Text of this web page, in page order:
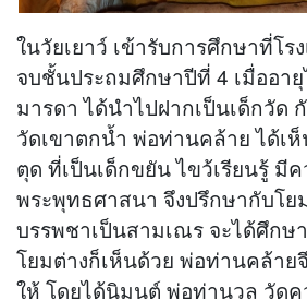
ในวัยเยาว์ เข้ารับการศึกษาที่โร
จบชั้นประถมศึกษาปีที่ 4 เมื่ออา
มารดา ได้นำไปฝากเป็นเด็กวัด
วัดเขาตกน้ำ พ่อท่านคล้าย ได้เ
ตุด ที่เป็นเด็กขยัน ไขว้เรียนรู้ มี
พระพุทธศาสนา จึงปรึกษากับโย
บรรพชาเป็นสามเณร จะได้ศึกษ
โยมต่างก็เห็นด้วย พ่อท่านคล้าย
ให้ โดยได้นิมนต์ พ่อท่านวล วัดค